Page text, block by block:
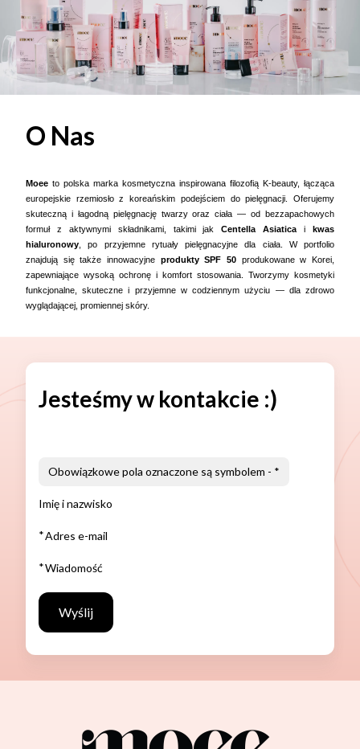
O Nas
Moee to polska marka kosmetyczna inspirowana filozofią K-beauty, łącząca
europejskie rzemiosło z koreańskim podejściem do pielęgnacji. Oferujemy
skuteczną i łagodną pielęgnację twarzy oraz ciała — od bezzapachowych
formuł z aktywnymi składnikami, takimi jakCentella Asiatica ikwas
hialuronowy , po przyjemne rytuały pielęgnacyjne dla ciała. W portfolio
znajdują się także innowacyjne produkty SPF 50 produkowane w Korei,
zapewniające wysoką ochronę i komfort stosowania. Tworzymy kosmetyki
funkcjonalne, skuteczne i przyjemne w codziennym użyciu — dla zdrowo
wyglądającej, promiennej skóry.
Jesteśmy w kontakcie :)
Obowiązkowe pola oznaczone są symbolem - *
Imię i nazwisko
*Adres e-mail
*Wiadomość
Wyślij